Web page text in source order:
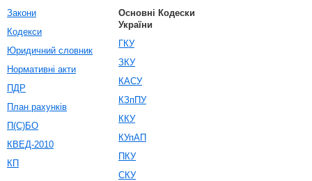
Закони
Кодекси
Юридичний словник
Нормативні акти
ПДР
План рахунків
П(С)БО
КВЕД-2010
КП
Основні Кодески
України
ГКУ
ЗКУ
КАСУ
КЗпПУ
ККУ
КУпАП
ПКУ
СКУ